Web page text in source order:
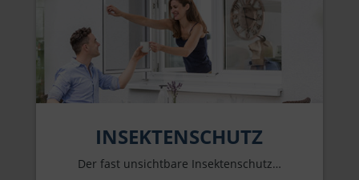
INSEKTENSCHUTZ
Der fast unsichtbare Insektenschutz…